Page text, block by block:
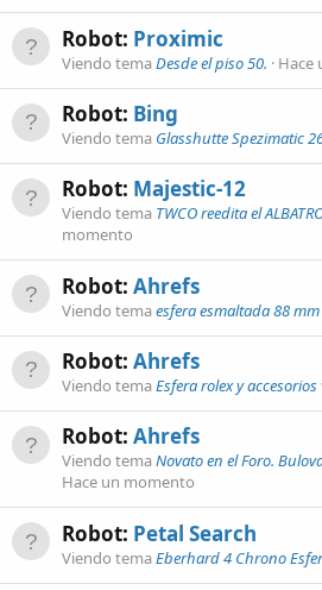
Robot: Proximic
Viendo temaDesde el piso 50. Hace
Robot: Bing
Viendo tema Glasshutte Spezimatic
Robot: Majestic-12
Viendo tema TWCO reedita el
momento
Robot: Ahrefs
Viendo temaesfera esmaltada 88 mm
Robot: Ahrefs
Viendo temaEsfera rolex y
Robot: Ahrefs
Viendo temaNovato en el Foro.
Hace un momento
Robot: Petal Search
Viendo temaEberhard 4 Chrono